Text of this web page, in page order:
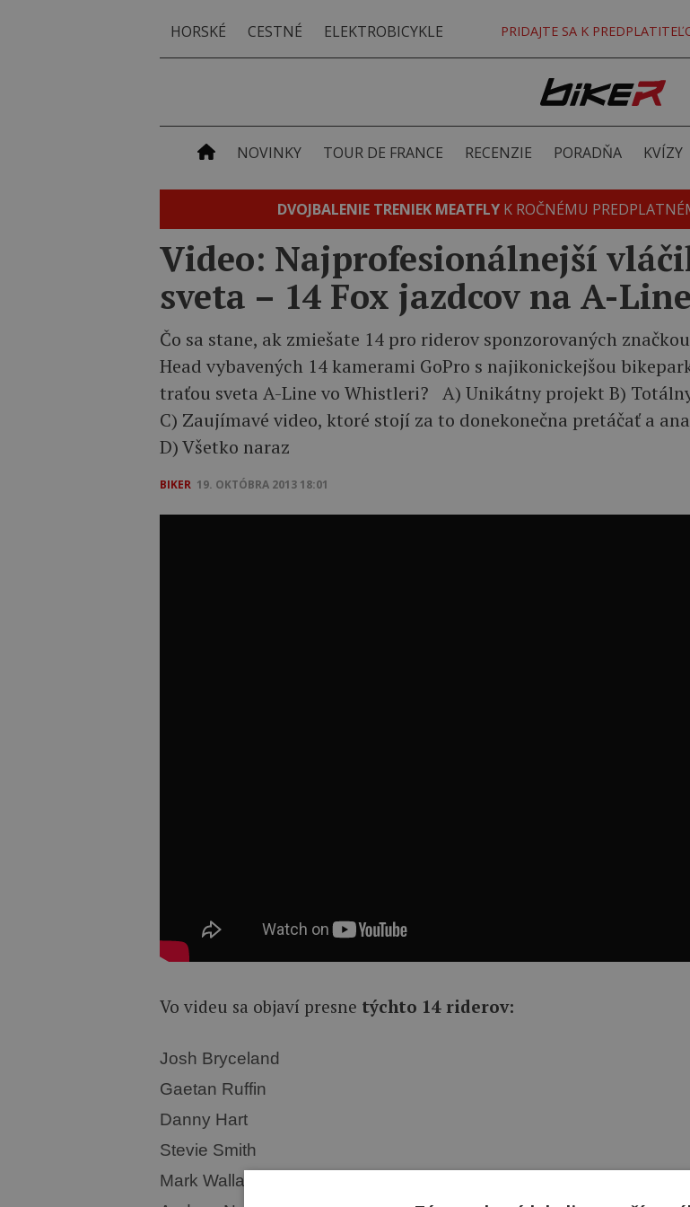
HORSKÉ CESTNÉ ELEKTROBICYKLE PRIDAJTE SA K
NOVINKY TOUR DE FRANCE RECENZIE PORADŇA KVÍZY
DVOJBALENIE TRENIEK MEATFLY K ROČNÉMU
Video: Najprofesionálnejší
sveta – 14 Fox jazdcov na A-Line
Čo sa stane, ak zmiešate 14 pro riderov sponzorovaných
Head vybavených 14 kamerami GoPro s najikonickejšou
traťou sveta A-Line vo Whistleri? A) Unikátny projekt B)
C) Zaujímavé video, ktoré stojí za to donekonečna pretáčať a
D) Všetko naraz
BIKER 19. OKTÓBRA 2013 18:01
Vo videu sa objaví presne týchto 14 riderov:
Josh Bryceland
Gaetan Ruffin
Danny Hart
Stevie Smith
Mark Wallace